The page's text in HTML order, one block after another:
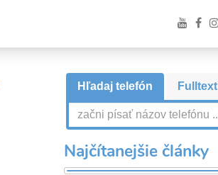
Hľadaj telefón Fulltext
Najčítanejšie články